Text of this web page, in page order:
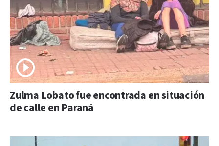
Zulma Lobato fue encontrada en situación
de calle en Paraná